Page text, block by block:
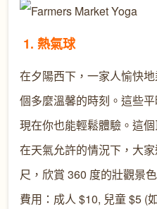
1. 熱氣球
在夕陽西下，一家人愉快
個多麼溫馨的時刻。這些
現在你也能輕鬆體驗。這
在天氣允許的情況下，大
尺，欣賞 360 度的壯觀景色
費用：成人 $10, 兒童 $5 (